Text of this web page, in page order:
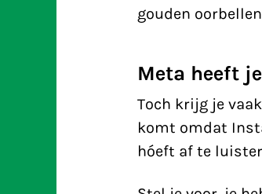
gouden
Meta heeft
Toch krijg je
komt omdat
hóeft af te